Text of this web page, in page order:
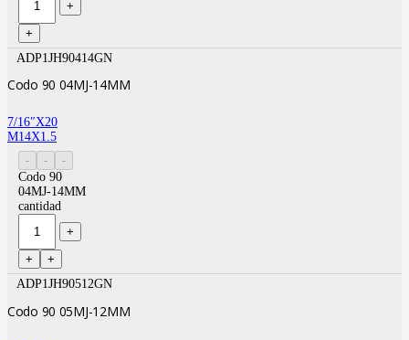
ADP1JH90414GN
Codo 90 04MJ-14MM
7/16″X20
M14X1.5
Codo 90
04MJ-14MM
cantidad
ADP1JH90512GN
Codo 90 05MJ-12MM